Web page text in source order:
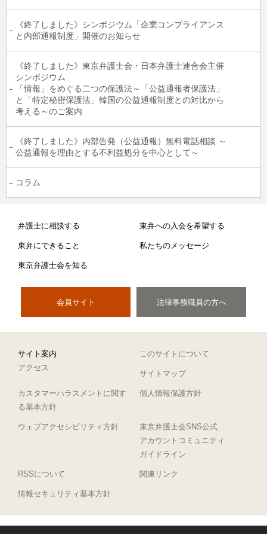
《終了しました》シンポジウム「企業コンプライアンス
と内部通報制度」開催のお知らせ
《終了しました》東京弁護士会・日本弁護士連合会主催
シンポジウム
「情報」をめぐる二つの保護法～「公益通報者保護法」
と「特定秘密保護法」韓国の公益通報制度との対比から
考える～のご案内
《終了しました》内部告発（公益通報）無料電話相談 ～
公益通報を理由とする不利益処分を中心として～
コラム
弁護士に相談する 東弁への入会を希望する
東弁にできること 私たちのメッセージ
東京弁護士会を知る
会員サイト 法律事務職員の方へ
サイト案内
このサイトについて
アクセス
サイトマップ
カスタマーハラスメントに関す
る基本方針
個人情報保護方針
ウェブアクセシビリティ方針
東京弁護士会SNS公式
アカウントコミュニティ
ガイドライン
RSSについて 関連リンク
情報セキュリティ基本方針